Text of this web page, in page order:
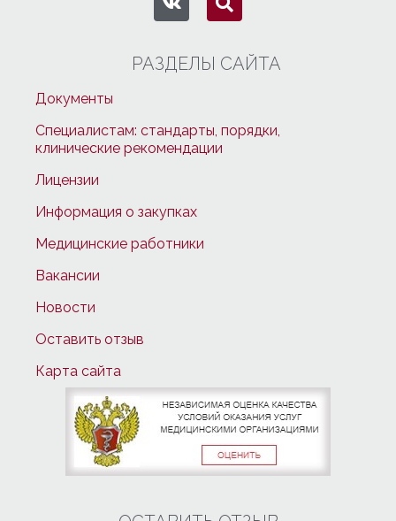
РАЗДЕЛЫ САЙТА
Документы
Специалистам: стандарты, порядки,
клинические рекомендации
Лицензии
Информация о закупках
Медицинские работники
Вакансии
Новости
Оставить отзыв
Карта сайта